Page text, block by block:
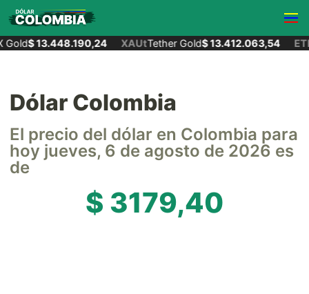
$ 13.448.190,24 XAUtTether Gold$ 13.412.063,54 ETH
Dólar Colombia
El precio del dólar en Colombia para
hoy jueves, 6 de agosto de 2026 es
de
$ 3179,40